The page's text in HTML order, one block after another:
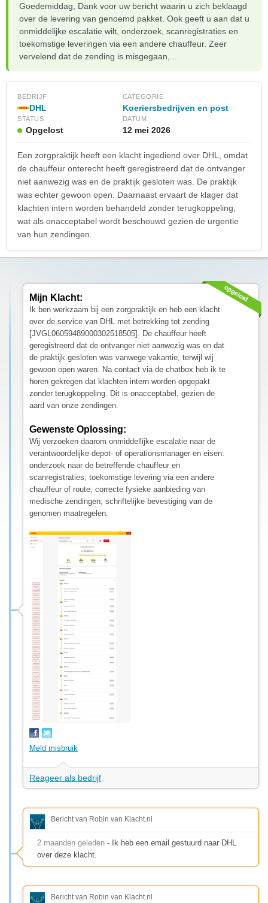
Goedemiddag, Dank voor uw bericht waarin u zich beklaagd
over de levering van genoemd pakket. Ook geeft u aan dat u
onmiddelijke escalatie wilt, onderzoek, scanregistraties en
toekomstige leveringen via een andere chauffeur. Zeer
vervelend dat de zending is misgegaan,...
BEDRIJF
DHL
CATEGORIE
Koeriersbedrijven en post
STATUS
Opgelost
DATUM
12 mei 2026
Een zorgpraktijk heeft een klacht ingediend over DHL, omdat
de chauffeur onterecht heeft geregistreerd dat de ontvanger
niet aanwezig was en de praktijk gesloten was. De praktijk
was echter gewoon open. Daarnaast ervaart de klager dat
klachten intern worden behandeld zonder terugkoppeling,
wat als onacceptabel wordt beschouwd gezien de urgentie
van hun zendingen.
Mijn Klacht:
Ik ben werkzaam bij een zorgpraktijk en heb een klacht
over de service van DHL met betrekking tot zending
[JVGL06059489000302518505]. De chauffeur heeft
geregistreerd dat de ontvanger niet aanwezig was en dat
de praktijk gesloten was vanwege vakantie, terwijl wij
gewoon open waren. Na contact via de chatbox heb ik te
horen gekregen dat klachten intern worden opgepakt
zonder terugkoppeling. Dit is onacceptabel, gezien de
aard van onze zendingen.
Gewenste Oplossing:
Wij verzoeken daarom onmiddellijke escalatie naar de
verantwoordelijke depot- of operationsmanager en eisen:
onderzoek naar de betreffende chauffeur en
scanregistraties; toekomstige levering via een andere
chauffeur of route; correcte fysieke aanbieding van
medische zendingen; schriftelijke bevestiging van de
genomen maatregelen.
Meld misbruik
Reageer als bedrijf
Bericht van Robin van Klacht.nl
2 maanden geleden - Ik heb een email gestuurd naar DHL
over deze klacht.
Bericht van Robin van Klacht.nl